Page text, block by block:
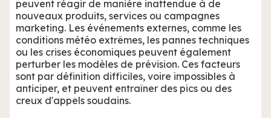
peuvent réagir de manière inattendue à de
nouveaux produits, services ou campagnes
marketing. Les événements externes, comme les
conditions météo extrêmes, les pannes techniques
ou les crises économiques peuvent également
perturber les modèles de prévision. Ces facteurs
sont par définition difficiles, voire impossibles à
anticiper, et peuvent entraîner des pics ou des
creux d'appels soudains.